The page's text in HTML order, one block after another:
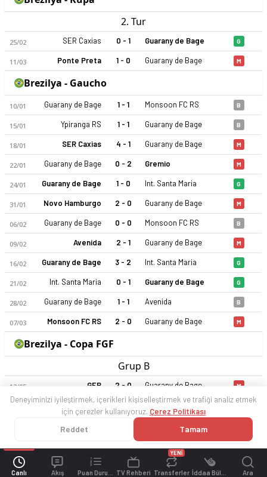
Canlı Akış TV Rehberi Transferler
YENİ
Ara
Guarany de Bage 2026 sezonu | Gaucho'de 6. sırada, 5
2. Tur
25/02 SER Caxias 0 - 1 Guarany de Bage G
11/03 Ponte Preta 1 - 0 Guarany de Bage M
Brezilya - Gaucho
10/01 Guarany de Bage 1 - 1 Monsoon FC RS B
15/01 Ypiranga RS 1 - 1 Guarany de Bage B
18/01 SER Caxias 4 - 1 Guarany de Bage M
22/01 Guarany de Bage 0 - 2 Gremio M
24/01 Guarany de Bage 1 - 0 Int. Santa Maria G
31/01 Novo Hamburgo 2 - 0 Guarany de Bage M
06/02 Guarany de Bage 0 - 0 Monsoon FC RS B
09/02 Avenida 2 - 1 Guarany de Bage M
16/02 Guarany de Bage 3 - 2 Int. Santa Maria G
21/02 Int. Santa Maria 0 - 1 Guarany de Bage G
28/02 Guarany de Bage 1 - 1 Avenida B
07/03 Monsoon FC RS 2 - 0 Guarany de Bage M
Brezilya - Copa FGF
Grup B
13/05 GEB 2 - 0 Guarany de Bage M
Guarany de Bage 0 - 1 GE Bage RS
Guarany de Bage
14/06 GE Bage RS Guarany de Bage
Deneyiminizi iyileştirmek, içerikleri kişiselleştirmek ve trafiği analiz etmek
için çerezler kullanıyoruz. Çerez Politikası
Reddet Tamam